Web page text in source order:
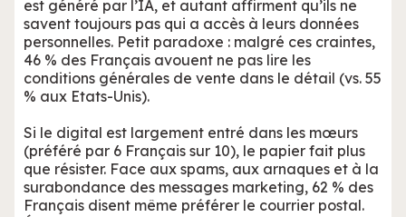
est généré par l’IA, et autant affirment qu’ils ne
savent toujours pas qui a accès à leurs données
personnelles. Petit paradoxe : malgré ces craintes,
46 % des Français avouent ne pas lire les
conditions générales de vente dans le détail (vs. 55
% aux Etats-Unis).
Si le digital est largement entré dans les mœurs
(préféré par 6 Français sur 10), le papier fait plus
que résister. Face aux spams, aux arnaques et à la
surabondance des messages marketing, 62 % des
Français disent même préférer le courrier postal.